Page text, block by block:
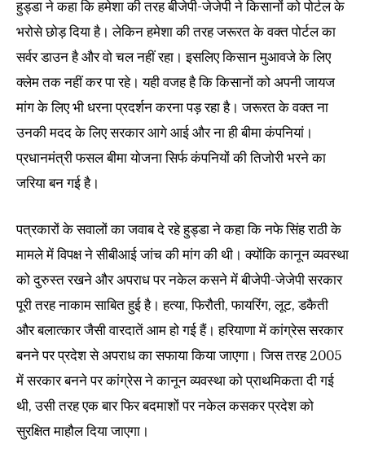
हुड्डा ने कहा कि हमेशा की तरह बीजेपी-जेजेपी ने किसानों को पोर्टल के
भरोसे छोड़ दिया है। लेकिन हमेशा की तरह जरूरत के वक्त पोर्टल का
सर्वर डाउन है और वो चल नहीं रहा। इसलिए किसान मुआवजे के लिए
क्लेम तक नहीं कर पा रहे। यही वजह है कि किसानों को अपनी जायज
मांग के लिए भी धरना प्रदर्शन करना पड़ रहा है। जरूरत के वक्त ना
उनकी मदद के लिए सरकार आगे आई और ना ही बीमा कंपनियां।
प्रधानमंत्री फसल बीमा योजना सिर्फ कंपनियों की तिजोरी भरने का
जरिया बन गई है।
पत्रकारों के सवालों का जवाब दे रहे हुड्डा ने कहा कि नफे सिंह राठी के
मामले में विपक्ष ने सीबीआई जांच की मांग की थी। क्योंकि कानून व्यवस्था
को दुरुस्त रखने और अपराध पर नकेल कसने में बीजेपी-जेजेपी सरकार
पूरी तरह नाकाम साबित हुई है। हत्या, फिरौती, फायरिंग, लूट, डकैती
और बलात्कार जैसी वारदातें आम हो गई हैं। हरियाणा में कांग्रेस सरकार
बनने पर प्रदेश से अपराध का सफाया किया जाएगा। जिस तरह 2005
में सरकार बनने पर कांग्रेस ने कानून व्यवस्था को प्राथमिकता दी गई
थी, उसी तरह एक बार फिर बदमाशों पर नकेल कसकर प्रदेश को
सुरक्षित माहौल दिया जाएगा।